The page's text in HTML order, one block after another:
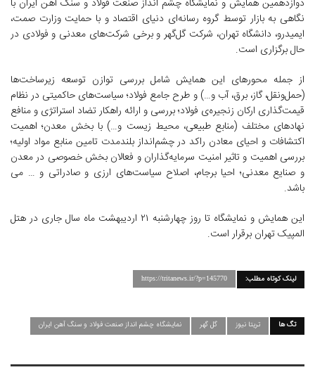
دوازدهمین همایش و نمایشگاه چشم انداز صنعت فولاد و سنگ آهن ایران با
نگاهی به بازار توسط گروه رسانه‌ای دنیای اقتصاد و با حمایت وزارت صمت،
ایمیدرو، دانشگاه تهران، شرکت گل‌گهر و برخی شرکت‌های معدنی و فولادی در
حال برگزاری است.
از جمله محورهای این همایش شامل بررسی توازن توسعه زیرساخت‌ها
(حمل‌ونقل، گاز، برق، آب و…) و طرح جامع فولاد؛ سیاست‌های حاکمیتی در نظام
قیمت‌گذاری ارکان زنجیره‌ی فولاد؛ بررسی و ارائه راهکار تضاد استراتژی و منافع
نهادهای مختلف (منابع طبیعی، محیط زیست و…) با بخش معدن؛ اهمیت
اکتشافات و احیای معادن راکد در چشم‌انداز بلندمدت تامین منابع مواد اولیه؛
بررسی اهمیت و تاثیر امنیت سرمایه‌گذاران و فعالان بخش خصوصی در معدن
و صنایع معدنی؛ احیا برجام، اصلاح سیاست‌های ارزی و صادراتی و … می
باشد.
این همایش و نمایشگاه تا روز چهارشنبه ۲۱ اردیبهشت ماه سال جاری در هتل
المپیک تهران برقرار است.
لینک کوتاه مطلب: https://tritanews.ir/?p=145770
تگ ها تریتا نیوز گل گهر نمایشگاه چشم انداز صنعت فولاد و سنگ آهن ایران